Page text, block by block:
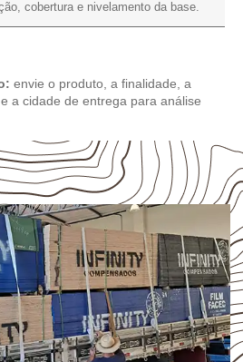
cobertura e nivelamento da base.
envie o produto, a finalidade, a
a cidade de entrega para análise